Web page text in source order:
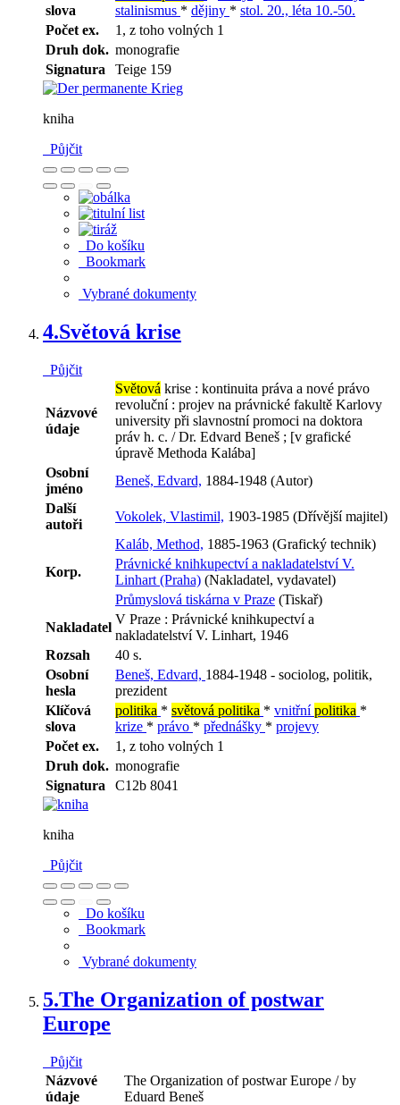
slova
stalinismus * dějiny * stol. 20., léta 10.-50.
Počet ex.
1, z toho volných 1
Druh dok. monografie
Signatura
Teige 159
kniha
Půjčit
Do košíku
Bookmark
Vybrané dokumenty
4.Světová krise
Půjčit
Názvové
údaje
Světová krise : kontinuita práva a nové právo
revoluční : projev na právnické fakultě Karlovy
university při slavnostní promoci na doktora
práv h. c. / Dr. Edvard Beneš ; [v grafické
úpravě Methoda Kalába]
Osobní
jméno
Beneš, Edvard, 1884-1948 (Autor)
Další
autoři
Vokolek, Vlastimil, 1903-1985 (Dřívější majitel)
Kaláb, Method, 1885-1963 (Grafický technik)
Korp.
Právnické knihkupectví a nakladatelství V.
Linhart (Praha) (Nakladatel, vydavatel)
Průmyslová tiskárna v Praze (Tiskař)
Nakladatel
V Praze : Právnické knihkupectví a
nakladatelství V. Linhart, 1946
Rozsah
40 s.
Osobní
hesla
Beneš, Edvard, 1884-1948 - sociolog, politik,
prezident
Klíčová
slova
politika * světová politika * vnitřnípolitika *
krize * právo * přednášky * projevy
Počet ex.
1, z toho volných 1
Druh dok. monografie
Signatura
C12b 8041
kniha
Půjčit
Do košíku
Bookmark
Vybrané dokumenty
5.The Organization of postwar
Europe
Půjčit
Názvové
údaje
The Organization of postwar Europe / by
Eduard Beneš